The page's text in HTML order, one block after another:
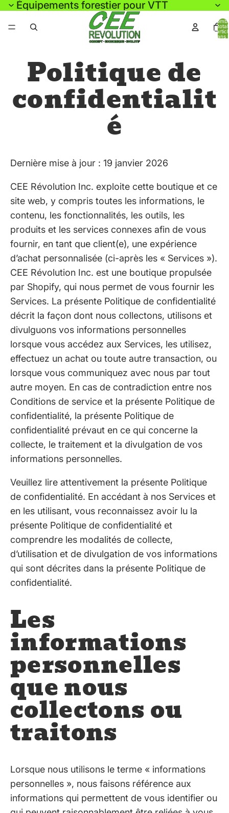
Équipements forestier pour VTT
total
dans
Politique de
confidentialit
é
Dernière mise à jour : 19 janvier 2026
CEE Révolution Inc. exploite cette boutique et ce
site web, y compris toutes les informations, le
contenu, les fonctionnalités, les outils, les
produits et les services connexes afin de vous
fournir, en tant que client(e), une expérience
d’achat personnalisée (ci-après les « Services »).
CEE Révolution Inc. est une boutique propulsée
par Shopify, qui nous permet de vous fournir les
Services. La présente Politique de confidentialité
décrit la façon dont nous collectons, utilisons et
divulguons vos informations personnelles
lorsque vous accédez aux Services, les utilisez,
effectuez un achat ou toute autre transaction, ou
lorsque vous communiquez avec nous par tout
autre moyen. En cas de contradiction entre nos
Conditions de service et la présente Politique de
confidentialité, la présente Politique de
confidentialité prévaut en ce qui concerne la
collecte, le traitement et la divulgation de vos
informations personnelles.
Veuillez lire attentivement la présente Politique
de confidentialité. En accédant à nos Services et
en les utilisant, vous reconnaissez avoir lu la
présente Politique de confidentialité et
comprendre les modalités de collecte,
d’utilisation et de divulgation de vos informations
qui sont décrites dans la présente Politique de
confidentialité.
Les
informations
personnelles
que nous
collectons ou
traitons
Lorsque nous utilisons le terme « informations
personnelles », nous faisons référence aux
informations qui permettent de vous identifier ou